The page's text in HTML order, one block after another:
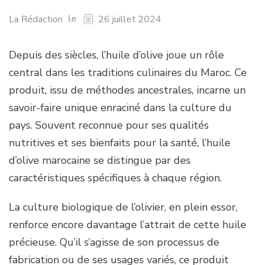
La Rédaction le 26 juillet 2024
Depuis des siècles, l’huile d’olive joue un rôle
central dans les traditions culinaires du Maroc. Ce
produit, issu de méthodes ancestrales, incarne un
savoir-faire unique enraciné dans la culture du
pays. Souvent reconnue pour ses qualités
nutritives et ses bienfaits pour la santé, l’huile
d’olive marocaine se distingue par des
caractéristiques spécifiques à chaque région.
La culture biologique de l’olivier, en plein essor,
renforce encore davantage l’attrait de cette huile
précieuse. Qu’il s’agisse de son processus de
fabrication ou de ses usages variés, ce produit